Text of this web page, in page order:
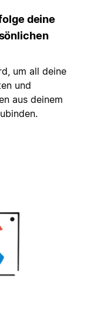
deine
um all deine
und
aus deinem